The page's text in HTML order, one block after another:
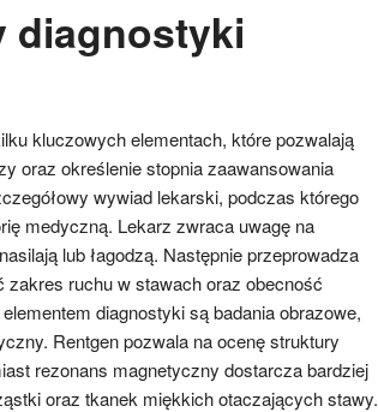
diagnostyki
kluczowych elementach, które pozwalają
oraz określenie stopnia zaawansowania
wywiad lekarski, podczas którego
medyczną. Lekarz zwraca uwagę na
lub łagodzą. Następnie przeprowadza
ruchu w stawach oraz obecność
diagnostyki są badania obrazowe,
Rentgen pozwala na ocenę struktury
rezonans magnetyczny dostarcza bardziej
oraz tkanek miękkich otaczających stawy.